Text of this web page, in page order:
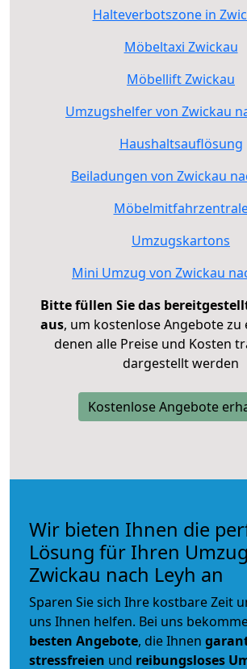
Halteverbotszone in
Möbeltaxi Zwickau
Möbellift Zwickau
Umzugshelfer von Zwickau
Haushaltsauflösung
Beiladungen von Zwickau
Umzugskartons
Mini Umzug von Zwickau
Bitte füllen Sie das
aus, um kostenlose Angebote zu
denen alle Preise und Kosten
dargestellt werden
Kostenlose Angebote
Wir bieten Ihnen die
Lösung für Ihren
Zwickau nach Leyh an
Sparen Sie sich Ihre kostbare Zeit
uns Ihnen helfen. Bei uns
besten Angebote, die Ihnen
stressfreien und reibungsloses